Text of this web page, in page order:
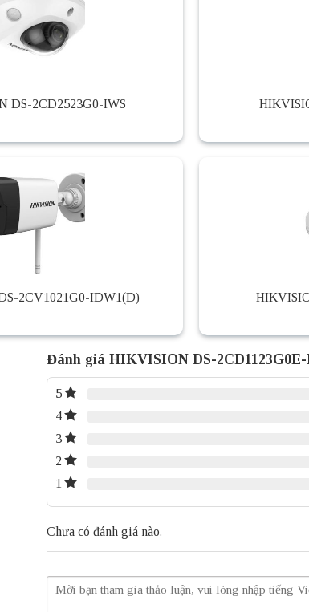
DS-2CD2523G0-IWS
2CV1021G0-IDW1(D)
Đánh giá HIKVISION DS-
5
4
3
2
1
Chưa có đánh giá nào.